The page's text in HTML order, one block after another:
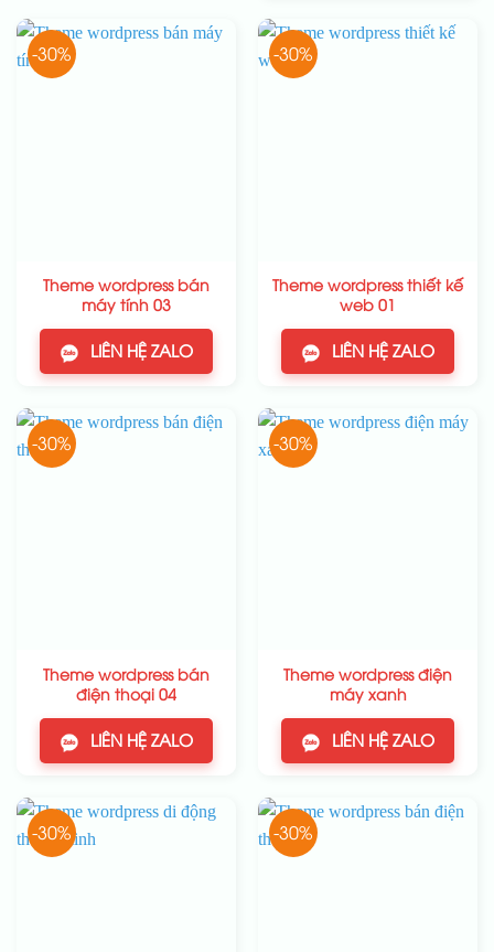
-30%
Theme wordpress bán
máy tính 03
LIÊN HỆ ZALO
-30%
Theme wordpress thiết kế
web 01
LIÊN HỆ ZALO
-30%
Theme wordpress bán
điện thoại 04
LIÊN HỆ ZALO
-30%
Theme wordpress điện
máy xanh
LIÊN HỆ ZALO
-30% -30%